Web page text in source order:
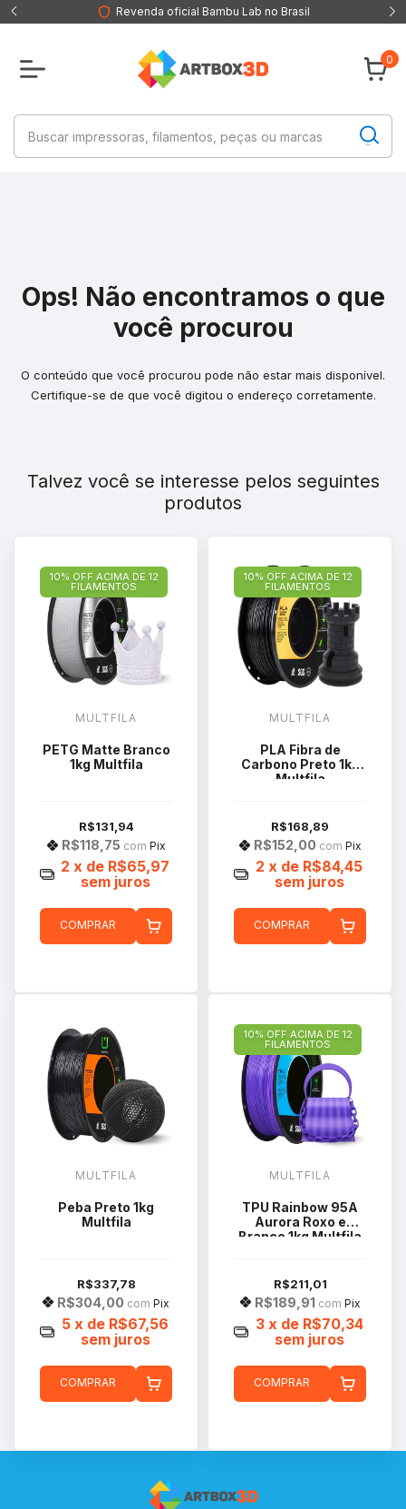
Revenda oficial Bambu Lab no Brasil
0
Ops! Não encontramos o que
você procurou
O conteúdo que você procurou pode não estar mais disponível.
Certifique-se de que você digitou o endereço corretamente.
Talvez você se interesse pelos seguintes
produtos
10% OFF ACIMA DE 12
FILAMENTOS
MULTFILA
PETG Matte Branco
1kg Multfila
R$131,94
R$118,75 com Pix
2 x de R$65,97
sem juros
COMPRAR
10% OFF ACIMA DE 12
FILAMENTOS
MULTFILA
PLA Fibra de
Carbono Preto 1kg
Multfila
R$168,89
R$152,00 com Pix
2 x de R$84,45
sem juros
COMPRAR
MULTFILA
Peba Preto 1kg
Multfila
R$337,78
R$304,00 com Pix
5 x de R$67,56
sem juros
COMPRAR
10% OFF ACIMA DE 12
FILAMENTOS
MULTFILA
TPU Rainbow 95A
Aurora Roxo e
Branco 1kg Multfila
R$211,01
R$189,91 com Pix
3 x de R$70,34
sem juros
COMPRAR